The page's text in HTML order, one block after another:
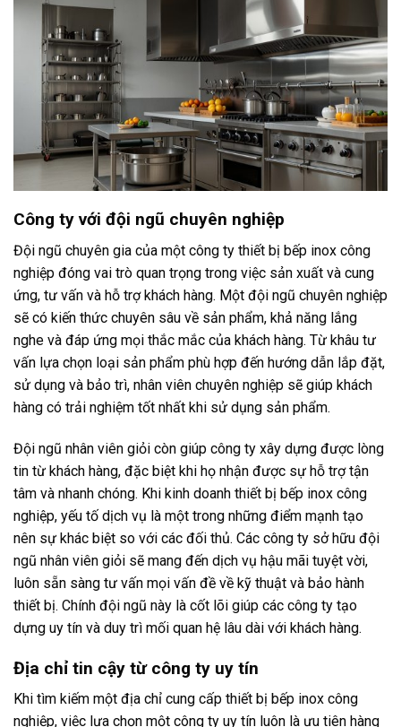
Công ty với đội ngũ chuyên nghiệp
Đội ngũ chuyên gia của một công ty thiết bị bếp inox công
nghiệp đóng vai trò quan trọng trong việc sản xuất và cung
ứng, tư vấn và hỗ trợ khách hàng. Một đội ngũ chuyên nghiệp
sẽ có kiến thức chuyên sâu về sản phẩm, khả năng lắng
nghe và đáp ứng mọi thắc mắc của khách hàng. Từ khâu tư
vấn lựa chọn loại sản phẩm phù hợp đến hướng dẫn lắp đặt,
sử dụng và bảo trì, nhân viên chuyên nghiệp sẽ giúp khách
hàng có trải nghiệm tốt nhất khi sử dụng sản phẩm.
Đội ngũ nhân viên giỏi còn giúp công ty xây dựng được lòng
tin từ khách hàng, đặc biệt khi họ nhận được sự hỗ trợ tận
tâm và nhanh chóng. Khi kinh doanh thiết bị bếp inox công
nghiệp, yếu tố dịch vụ là một trong những điểm mạnh tạo
nên sự khác biệt so với các đối thủ. Các công ty sở hữu đội
ngũ nhân viên giỏi sẽ mang đến dịch vụ hậu mãi tuyệt vời,
luôn sẵn sàng tư vấn mọi vấn đề về kỹ thuật và bảo hành
thiết bị. Chính đội ngũ này là cốt lõi giúp các công ty tạo
dựng uy tín và duy trì mối quan hệ lâu dài với khách hàng.
Địa chỉ tin cậy từ công ty uy tín
Khi tìm kiếm một địa chỉ cung cấp thiết bị bếp inox công
nghiệp, việc lựa chọn một công ty uy tín luôn là ưu tiên hàng